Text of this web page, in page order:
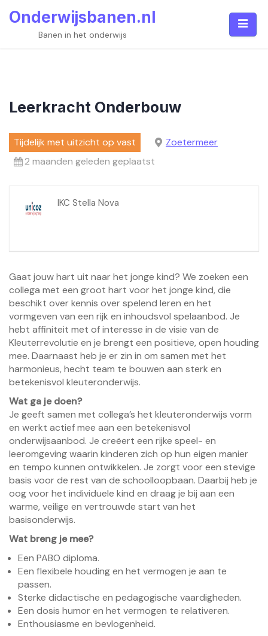
Onderwijsbanen.nl
Banen in het onderwijs
Leerkracht Onderbouw
Tijdelijk met uitzicht op vast
Zoetermeer
2 maanden geleden geplaatst
IKC Stella Nova
Gaat jouw hart uit naar het jonge kind? We zoeken een
collega met een groot hart voor het jonge kind, die
beschikt over kennis over spelend leren en het
vormgeven van een rijk en inhoudsvol spelaanbod. Je
hebt affiniteit met of interesse in de visie van de
Kleuterrevolutie en je brengt een positieve, open houding
mee. Daarnaast heb je er zin in om samen met het
harmonieus, hecht team te bouwen aan sterk en
betekenisvol kleuteronderwijs.
Wat ga je doen?
Je geeft samen met collega’s het kleuteronderwijs vorm
en werkt actief mee aan een betekenisvol
onderwijsaanbod. Je creëert een rijke speel- en
leeromgeving waarin kinderen zich op hun eigen manier
en tempo kunnen ontwikkelen. Je zorgt voor een stevige
basis voor de rest van de schoolloopbaan. Daarbij heb je
oog voor het individuele kind en draag je bij aan een
warme, veilige en vertrouwde start van het
basisonderwijs.
Wat breng je mee?
Een PABO diploma.
Een flexibele houding en het vermogen je aan te
passen.
Sterke didactische en pedagogische vaardigheden.
Een dosis humor en het vermogen te relativeren.
Enthousiasme en bevlogenheid.